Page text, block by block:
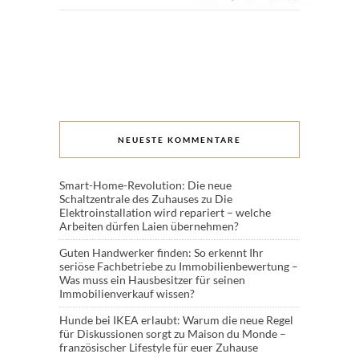
NEUESTE KOMMENTARE
Smart-Home-Revolution: Die neue
Schaltzentrale des Zuhauseszu Die
Elektroinstallation wird repariert – welche
Arbeiten dürfen Laien übernehmen?
Guten Handwerker finden: So erkennt Ihr
seriöse Fachbetriebezu Immobilienbewertung –
Was muss ein Hausbesitzer für seinen
Immobilienverkauf wissen?
Hunde bei IKEA erlaubt: Warum die neue Regel
für Diskussionen sorgtzu Maison du Monde –
französischer Lifestyle für euer Zuhause